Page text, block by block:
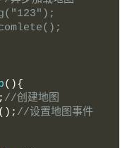
(){
//创建地图
(); //设置地图事件